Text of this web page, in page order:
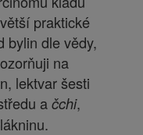
praktické
bylin dle vědy,
na
lektvar šesti
a čchi,